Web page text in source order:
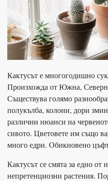
Кактусът е многогодишно
Произхожда от Южна,
Съществува голямо
полукълба, колони, дори
различни нюанси на
сивото. Цветовете им също
много едри. Обикновено
Кактусът се смята за едно от
непретенциозни растения.